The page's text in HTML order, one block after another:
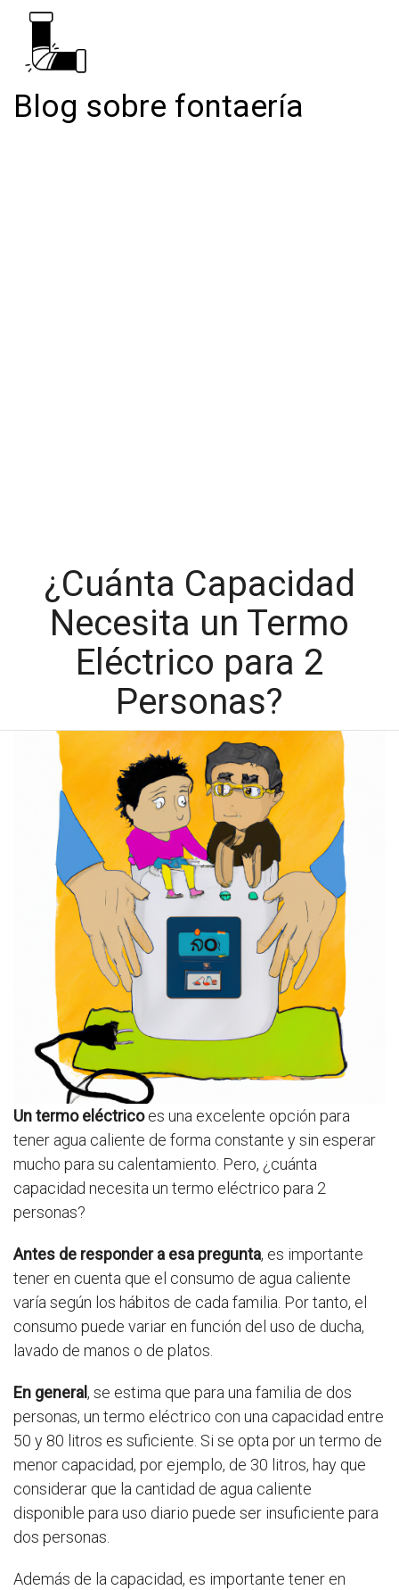
Blog sobre fontaería
¿Cuánta Capacidad
Necesita un Termo
Eléctrico para 2
Personas?
Un termo eléctricoes una excelente opción para
tener agua caliente de forma constante y sin esperar
mucho para su calentamiento. Pero, ¿cuánta
capacidad necesita un termo eléctrico para 2
personas?
Antes de responder a esa pregunta, es importante
tener en cuenta que el consumo de agua caliente
varía según los hábitos de cada familia. Por tanto, el
consumo puede variar en función del uso de ducha,
lavado de manos o de platos.
En general, se estima que para una familia de dos
personas, un termo eléctrico con una capacidad entre
50 y 80 litros es suficiente. Si se opta por un termo de
menor capacidad, por ejemplo, de 30 litros, hay que
considerar que la cantidad de agua caliente
disponible para uso diario puede ser insuficiente para
dos personas.
Además de la capacidad, es importante tener en